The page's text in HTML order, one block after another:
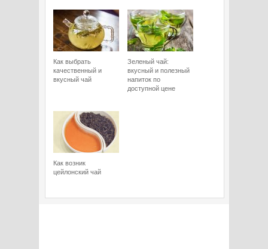
Как выбрать
качественный и
вкусный чай
Зеленый чай:
вкусный и полезный
напиток по
доступной цене
Как возник
цейлонский чай